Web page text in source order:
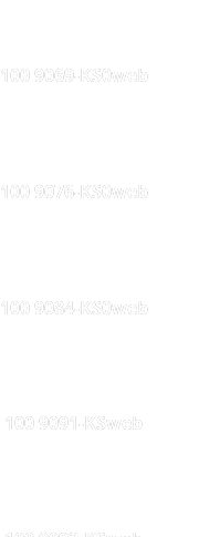
100 9069-KS0web
100 9076-KS0web
100 9084-KS0web
100 9091-KSweb